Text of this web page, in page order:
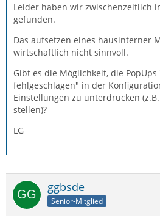
Leider haben wir zwischenzeitlich
gefunden.
Das aufsetzen eines hausinterner
wirtschaftlich nicht sinnvoll.
Gibt es die Möglichkeit, die
fehlgeschlagen" in der
Einstellungen zu unterdrücken
stellen)?
LG
ggbsde
Senior-Mitglied